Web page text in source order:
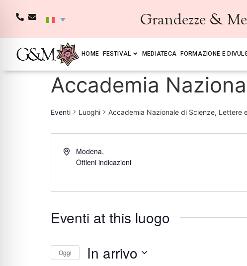
Grandezze &
HOME FESTIVAL MEDIATECA FORMAZIONE E
Accademia
Eventi Luoghi Accademia Nazionale di Scienze, Lettere
Modena,
Ottieni indicazioni
Eventi at this luogo
Oggi In arrivo